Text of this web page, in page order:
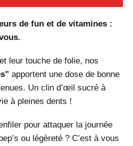
de fun et de vitamines :
leur touche de folie, nos
apportent une dose de bonne
Un clin d’œil sucré à
à pleines dents !
pour attaquer la journée
ou légèreté ? C’est à vous